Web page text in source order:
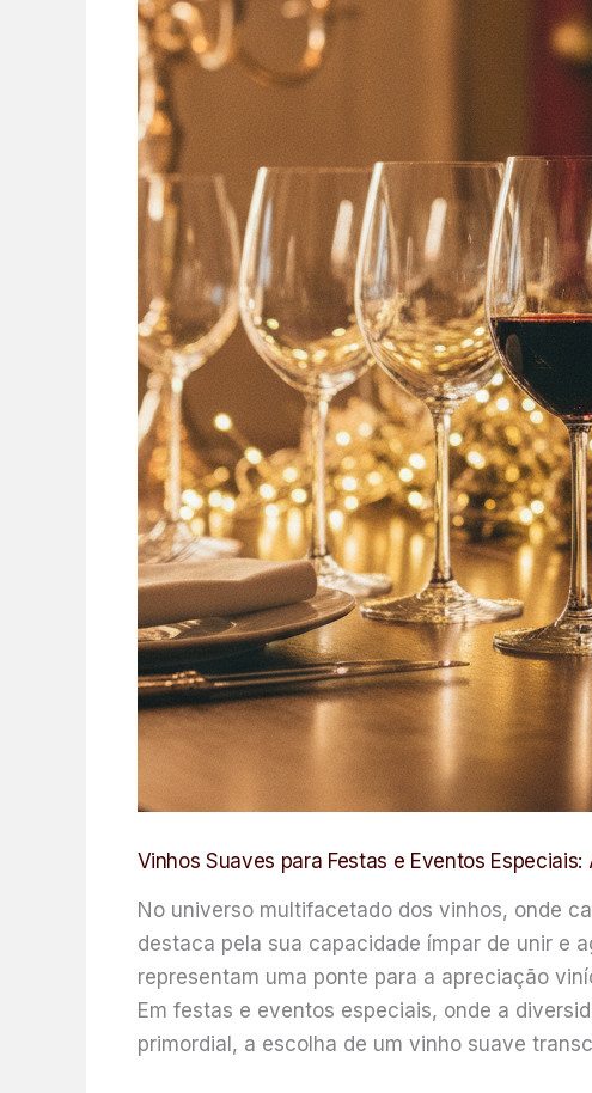
Vinhos Suaves para Festas e Eventos
No universo multifacetado dos vinhos, onde
destaca pela sua capacidade ímpar de unir e
representam uma ponte para a apreciação
Em festas e eventos especiais, onde a
primordial, a escolha de um vinho suave